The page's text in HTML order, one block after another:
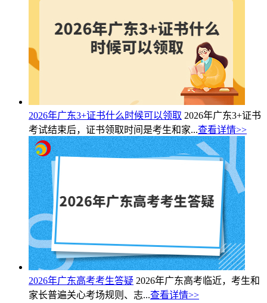
2026年广东3+证书什么时候可以领取 2026年广东3+证书
考试结束后，证书领取时间是考生和家...查看详情>>
2026年广东高考考生答疑 2026年广东高考临近，考生和
家长普遍关心考场规则、志...查看详情>>